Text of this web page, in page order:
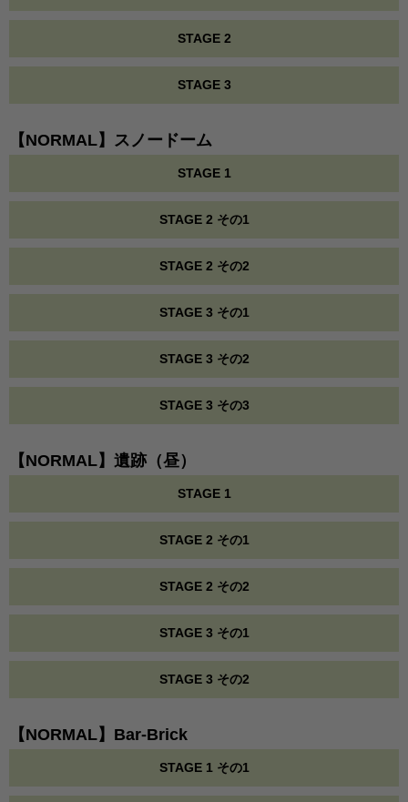
STAGE 2
STAGE 3
【NORMAL】スノードーム
STAGE 1
STAGE 2 その1
STAGE 2 その2
STAGE 3 その1
STAGE 3 その2
STAGE 3 その3
【NORMAL】遺跡（昼）
STAGE 1
STAGE 2 その1
STAGE 2 その2
STAGE 3 その1
STAGE 3 その2
【NORMAL】Bar-Brick
STAGE 1 その1